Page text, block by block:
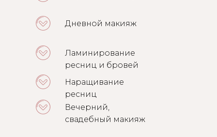
Наращивание
ресниц
Ламинирование
ресниц и бровей
Дневной макияж
Вечерний,
свадебный макияж